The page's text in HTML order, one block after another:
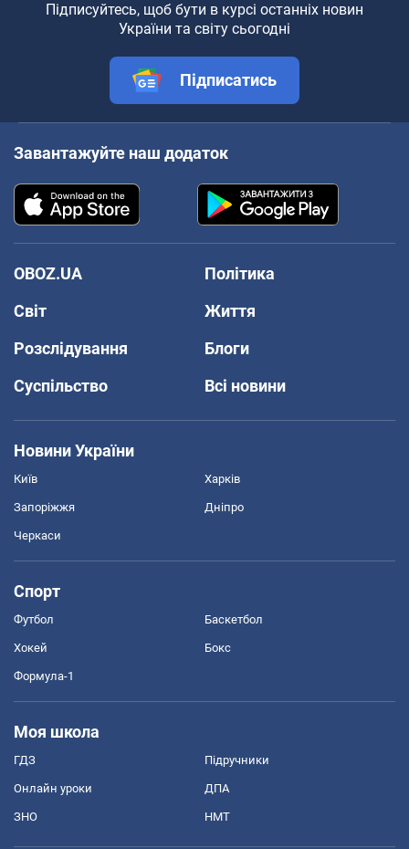
Підписуйтесь, щоб бути в курсі останніх новин
України та світу сьогодні
Підписатись
Завантажуйте наш додаток
OBOZ.UA
Політика
Світ
Життя
Розслідування
Блоги
Суспільство
Всі новини
Новини України
Київ Харків
Запоріжжя Дніпро
Черкаси
Спорт
Футбол Баскетбол
Хокей Бокс
Формула-1
Моя школа
ГДЗ Підручники
Онлайн уроки ДПА
ЗНО НМТ